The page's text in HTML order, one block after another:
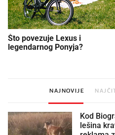
Što povezuje Lexus i
legendarnog Ponyja?
NAJNOVIJE
Kod
lešina